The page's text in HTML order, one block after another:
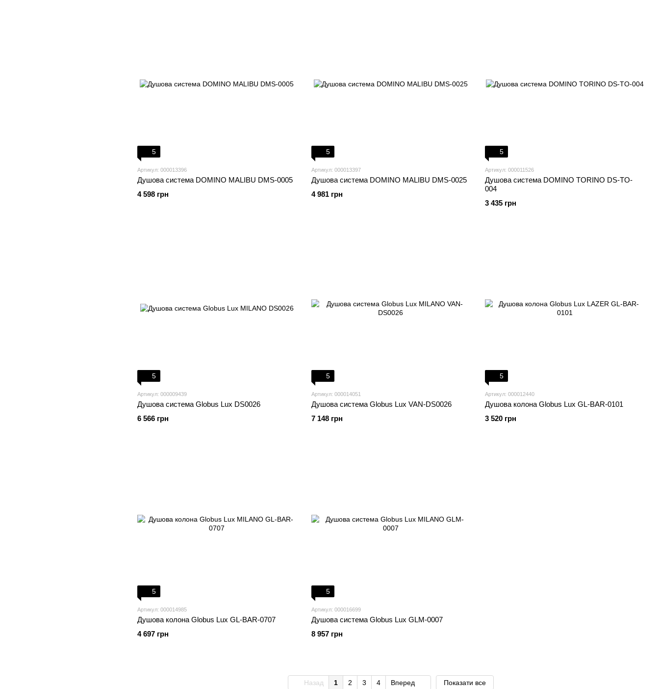
5
Артикул: 000013396
Душова система DOMINO MALIBU DMS-0005
4 598 грн
5
Артикул: 000013397
Душова система DOMINO MALIBU DMS-0025
4 981 грн
5
Артикул: 000011526
Душова система DOMINO TORINO DS-TO-
004
3 435 грн
5
Артикул: 000009439
Душова система Globus Lux DS0026
6 566 грн
5
Артикул: 000014051
Душова система Globus Lux VAN-DS0026
7 148 грн
5
Артикул: 000012440
Душова колона Globus Lux GL-BAR-0101
3 520 грн
5
Артикул: 000014985
Душова колона Globus Lux GL-BAR-0707
4 697 грн
5
Артикул: 000016699
Душова система Globus Lux GLM-0007
8 957 грн
Назад 1 2 3 4 Вперед Показати все